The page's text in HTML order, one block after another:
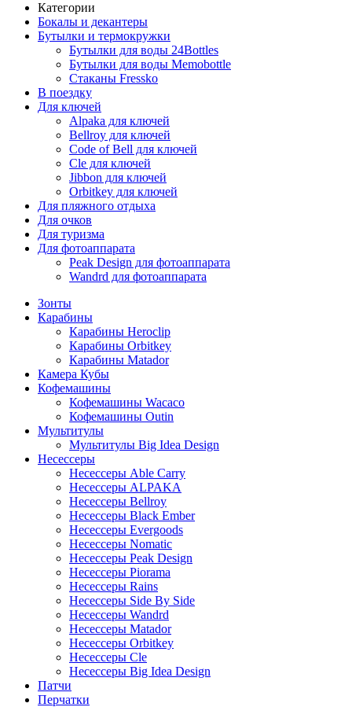
Категории
Бокалы и декантеры
Бутылки и термокружки
Бутылки для воды 24Bottles
Бутылки для воды Memobottle
Стаканы Fressko
В поездку
Для ключей
Alpaka для ключей
Bellroy для ключей
Code of Bell для ключей
Cle для ключей
Jibbon для ключей
Orbitkey для ключей
Для пляжного отдыха
Для очков
Для туризма
Для фотоаппарата
Peak Design для фотоаппарата
Wandrd для фотоаппарата
Зонты
Карабины
Карабины Heroclip
Карабины Orbitkey
Карабины Matador
Камера Кубы
Кофемашины
Кофемашины Wacaco
Кофемашины Outin
Мультитулы
Мультитулы Big Idea Design
Несессеры
Несессеры Able Carry
Несессеры ALPAKA
Несессеры Bellroy
Несессеры Black Ember
Несессеры Evergoods
Несессеры Nomatic
Несессеры Peak Design
Несессеры Piorama
Несессеры Rains
Несессеры Side By Side
Несессеры Wandrd
Несессеры Matador
Несессеры Orbitkey
Несессеры Cle
Несессеры Big Idea Design
Патчи
Перчатки